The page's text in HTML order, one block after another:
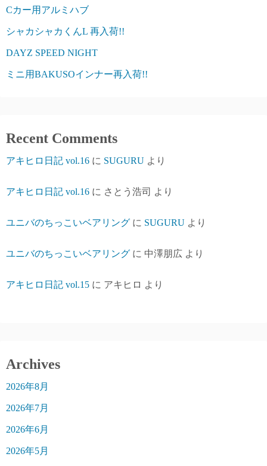
Cカー用アルミハブ
シャカシャカくんL 再入荷!!
DAYZ SPEED NIGHT
ミニ用BAKUSOインナー再入荷!!
Recent Comments
アキヒロ日記 vol.16 に SUGURU より
アキヒロ日記 vol.16 に さとう浩司 より
ユニバのちっこいベアリング に SUGURU より
ユニバのちっこいベアリング に 中澤朋広 より
アキヒロ日記 vol.15 に アキヒロ より
Archives
2026年8月
2026年7月
2026年6月
2026年5月